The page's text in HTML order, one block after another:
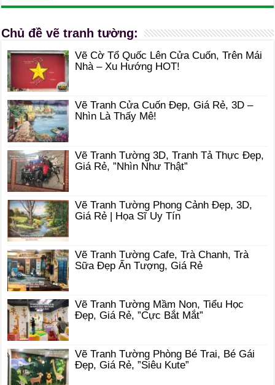
Chủ đề vẽ tranh tường:
Vẽ Cờ Tổ Quốc Lên Cửa Cuốn, Trên Mái
Nhà – Xu Hướng HOT!
Vẽ Tranh Cửa Cuốn Đẹp, Giá Rẻ, 3D –
Nhìn Là Thấy Mê!
Vẽ Tranh Tường 3D, Tranh Tả Thực Đẹp,
Giá Rẻ, ”Nhìn Như Thật”
Vẽ Tranh Tường Phong Cảnh Đẹp, 3D,
Giá Rẻ | Họa Sĩ Uy Tín
Vẽ Tranh Tường Cafe, Trà Chanh, Trà
Sữa Đẹp Ấn Tượng, Giá Rẻ
Vẽ Tranh Tường Mầm Non, Tiểu Học
Đẹp, Giá Rẻ, ”Cực Bắt Mắt”
Vẽ Tranh Tường Phòng Bé Trai, Bé Gái
Đẹp, Giá Rẻ, ”Siêu Kute”